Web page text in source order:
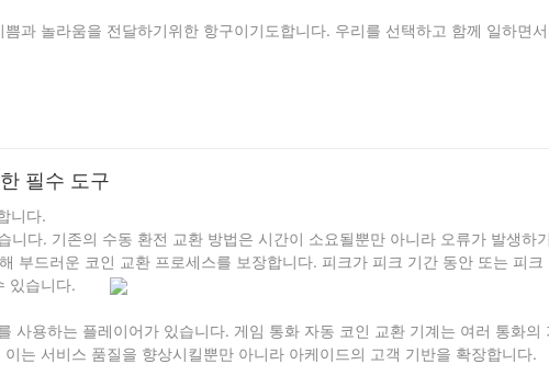
과 놀라움을 전달하기위한 항구이기도합니다. 우리를 선택하고 함께 일하면
필수 도구
니다.
다. 기존의 수동 환전 교환 방법은 시간이 소요될뿐만 아니라 오류가 발생하
부드러운 코인 교환 프로세스를 보장합니다. 피크가 피크 기간 동안 또는 피크
있습니다.
사용하는 플레이어가 있습니다. 게임 통화 자동 코인 교환 기계는 여러 통화의
는 서비스 품질을 향상시킬뿐만 아니라 아케이드의 고객 기반을 확장합니다.